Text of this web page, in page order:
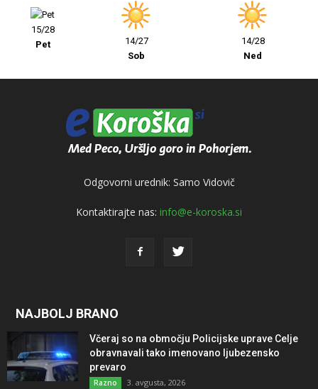
15/28
Pet
14/27
Sob
14/28
Ned
Odgovorni urednik: Samo Vidovič
Kontaktirajte nas: info@e-koroska.si
NAJBOLJ BRANO
Včeraj so na območju Policijske uprave Celje
obravnavali tako imenovano ljubezensko
prevaro
Razno 3. avgusta, 2026